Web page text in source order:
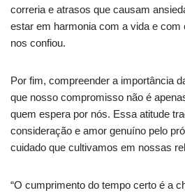
correria e atrasos que causam
estar em harmonia com a vida e com
nos confiou.
Por fim, compreender a importância
que nosso compromisso não é
quem espera por nós. Essa atitude
consideração e amor genuíno pelo
cuidado que cultivamos em nossas
“O cumprimento do tempo certo é a